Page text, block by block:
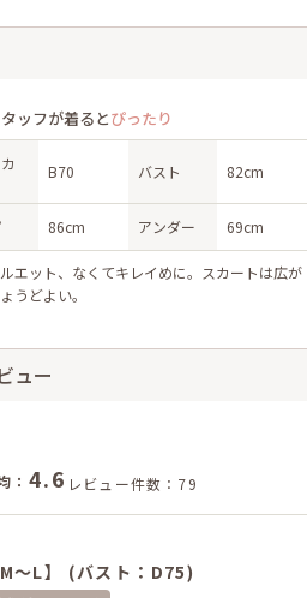
ッフが着るとぴったり
B70 バスト 82cm
86cm アンダー 69cm
エット、なくてキレイめに。スカートは広が
うどよい。
ュー
： 4.6 レビュー件数：79
〜L】 (バスト：D75)